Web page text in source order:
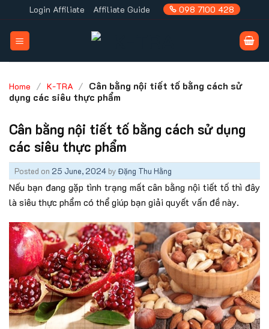
to
content
Login Affiliate Affiliate Guide 098 7100 428
Home / K-TRA / Cân bằng nội tiết tố bằng cách sử
dụng các siêu thực phẩm
Cân bằng nội tiết tố bằng cách sử dụng
các siêu thực phẩm
Posted on 25 June, 2024 byĐặng Thu Hằng
Nếu bạn đang gặp tình trạng mất cân bằng nội tiết tố thì đây
là siêu thực phẩm có thể giúp bạn giải quyết vấn đề này.